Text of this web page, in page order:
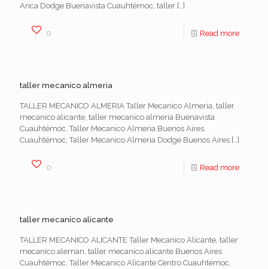
Arica Dodge Buenavista Cuauhtémoc, taller […]
0 Read more
taller mecanico almeria
TALLER MECANICO ALMERIA Taller Mecanico Almeria, taller
mecanico alicante, taller mecanico almeria Buenavista
Cuauhtémoc, Taller Mecanico Almeria Buenos Aires
Cuauhtémoc, Taller Mecanico Almeria Dodge Buenos Aires […]
0 Read more
taller mecanico alicante
TALLER MECANICO ALICANTE Taller Mecanico Alicante, taller
mecanico aleman, taller mecanico alicante Buenos Aires
Cuauhtémoc, Taller Mecanico Alicante Centro Cuauhtémoc,